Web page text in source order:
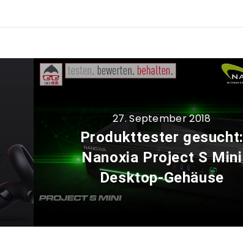
27. September 2018
Produkttester gesucht:
Nanoxia Project S Mini
Desktop-Gehäuse